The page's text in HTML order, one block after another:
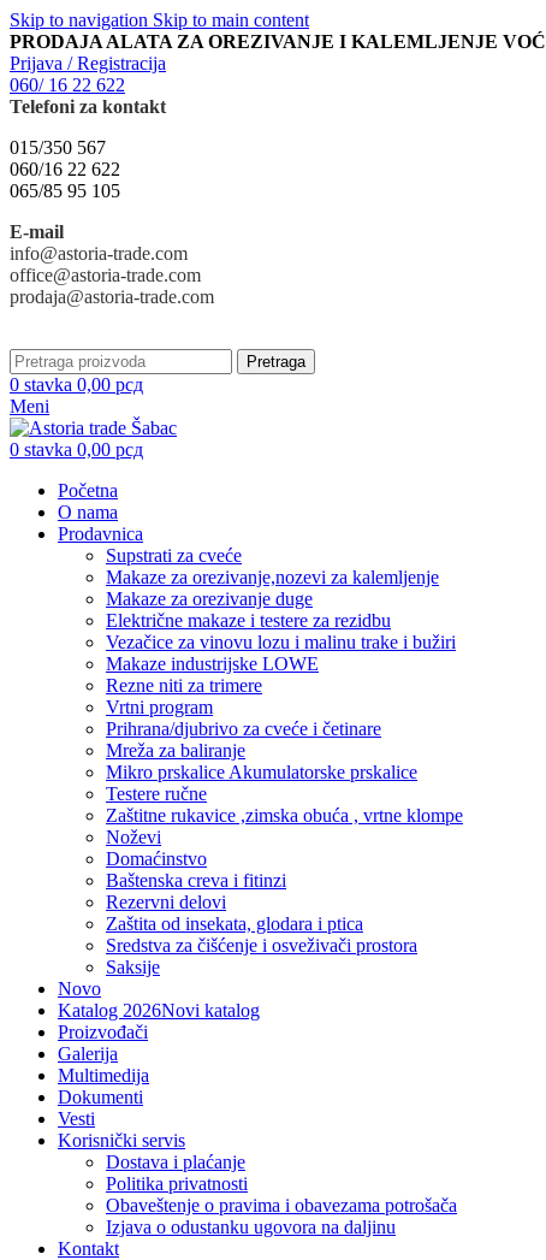
Skip to navigation Skip to main content
PRODAJA ALATA ZA OREZIVANJE I KALEMLJENJE
Prijava / Registracija
060/ 16 22 622
Telefoni za kontakt
015/350 567
060/16 22 622
065/85 95 105
E-mail
info@astoria-trade.com
office@astoria-trade.com
prodaja@astoria-trade.com
Pretraga
0 stavka 0,00 рсд
Meni
0 stavka 0,00 рсд
Početna
O nama
Prodavnica
Supstrati za cveće
Makaze za orezivanje,nozevi za kalemljenje
Makaze za orezivanje duge
Električne makaze i testere za rezidbu
Vezačice za vinovu lozu i malinu trake i bužiri
Makaze industrijske LOWE
Rezne niti za trimere
Vrtni program
Prihrana/djubrivo za cveće i četinare
Mreža za baliranje
Mikro prskalice Akumulatorske prskalice
Testere ručne
Zaštitne rukavice ,zimska obuća , vrtne klompe
Noževi
Domaćinstvo
Baštenska creva i fitinzi
Rezervni delovi
Zaštita od insekata, glodara i ptica
Sredstva za čišćenje i osveživači prostora
Saksije
Novo
Katalog 2026Novi katalog
Proizvođači
Galerija
Multimedija
Dokumenti
Vesti
Korisnički servis
Dostava i plaćanje
Politika privatnosti
Obaveštenje o pravima i obavezama potrošača
Izjava o odustanku ugovora na daljinu
Kontakt